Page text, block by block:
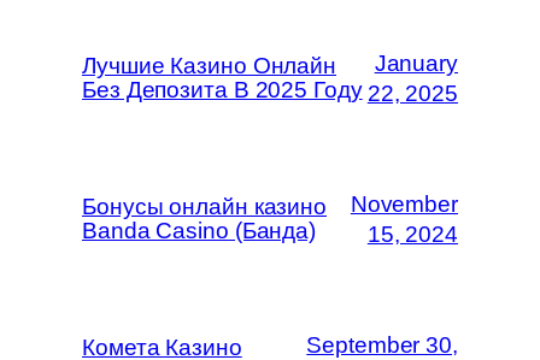
Лучшие Казино Онлайн
Без Депозита В 2025 Году
January
22, 2025
Бонусы онлайн казино
Banda Casino (Банда)
November
15, 2024
Комета Казино
September 30,